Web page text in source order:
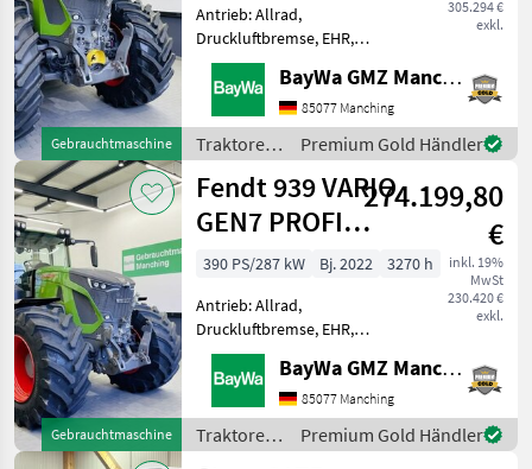
Gebrauchtmaschine
305.294 €
exkl.
Antrieb: Allrad,
Druckluftbremse, EHR,
Frontzapfwelle, gefederte
Vorderachse,
Höchstgeschwindigkeit in
km/h: 60 km/h und mehr,
Kriechgang, Luftsitz,
Fronthydraulik Ausstattu
BayWa GMZ Manching
85077 Manching
Traktoren
/ Fendt
Premium Gold Händler
Gebrauchtmaschine
Fendt 939 VARIO
GEN7 PROFI
PLUS S1
274.199,80
€
inkl. 19%
MwSt
230.420 €
exkl.
390 PS/287 kW Bj. 2022
3270 h
Antrieb: Allrad,
Druckluftbremse, EHR,
gefederte Vorderachse,
Kriechgang, Fronthydraulik
Ausstattung: - Profi Plus-
Setting 1 - RTK Spurführung
- Grip Assistent- Isobus -
BayWa GMZ Manching
85077 Manching
Traktoren
/ Fendt
Premium Gold Händler